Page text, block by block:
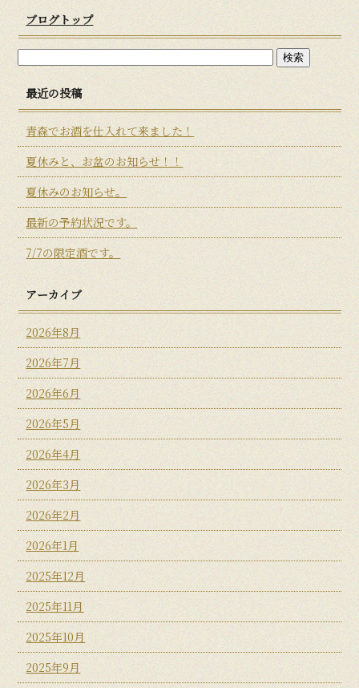
ブログトップ
最近の投稿
青森でお酒を仕入れて来ました！
夏休みと、お盆のお知らせ！！
夏休みのお知らせ。
最新の予約状況です。
7/7の限定酒です。
アーカイブ
2026年8月
2026年7月
2026年6月
2026年5月
2026年4月
2026年3月
2026年2月
2026年1月
2025年12月
2025年11月
2025年10月
2025年9月